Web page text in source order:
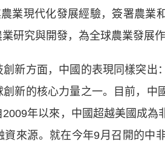
業現代化發展經驗，簽署農
研究與開發，為全球農業發展作
方面，中國的表現同樣突出
新的核心力量之一。目前，中
年以來，中國超越美國成為
資來源。就在今年9月召開的中